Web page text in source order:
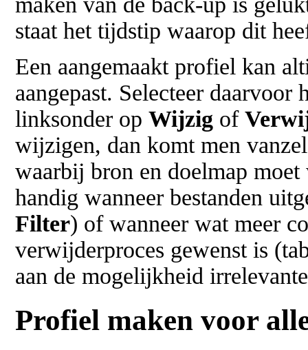
staat het tijdstip waarop dit
Een aangemaakt profiel kan
aangepast. Selecteer
linksonder opWijzig of
wijzigen, dan komt men
waarbij bron en doelmap
handig wanneer bestanden
Filter) of wanneer wat meer
verwijderproces gewenst is
aan de mogelijkheid
Profiel maken voor